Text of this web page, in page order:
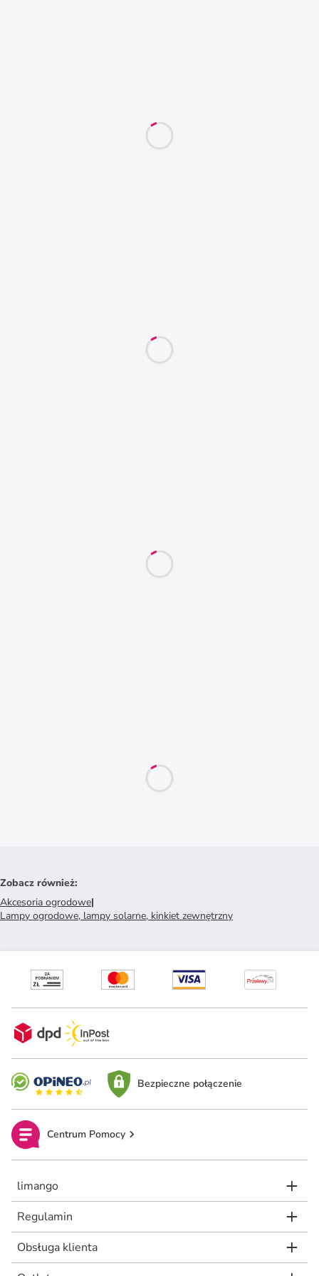
Zobacz również:
Akcesoria ogrodowe|
Lampy ogrodowe, lampy solarne, kinkiet zewnętrzny
Bezpieczne połączenie
Centrum Pomocy
limango
Regulamin
Obsługa klienta